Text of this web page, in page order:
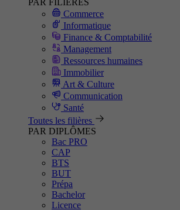
PAR FILIÈRES
Commerce
Informatique
Finance & Comptabilité
Management
Ressources humaines
Immobilier
Art & Culture
Communication
Santé
Toutes les filières
PAR DIPLÔMES
Bac PRO
CAP
BTS
BUT
Prépa
Bachelor
Licence